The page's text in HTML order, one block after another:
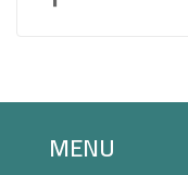
MENU